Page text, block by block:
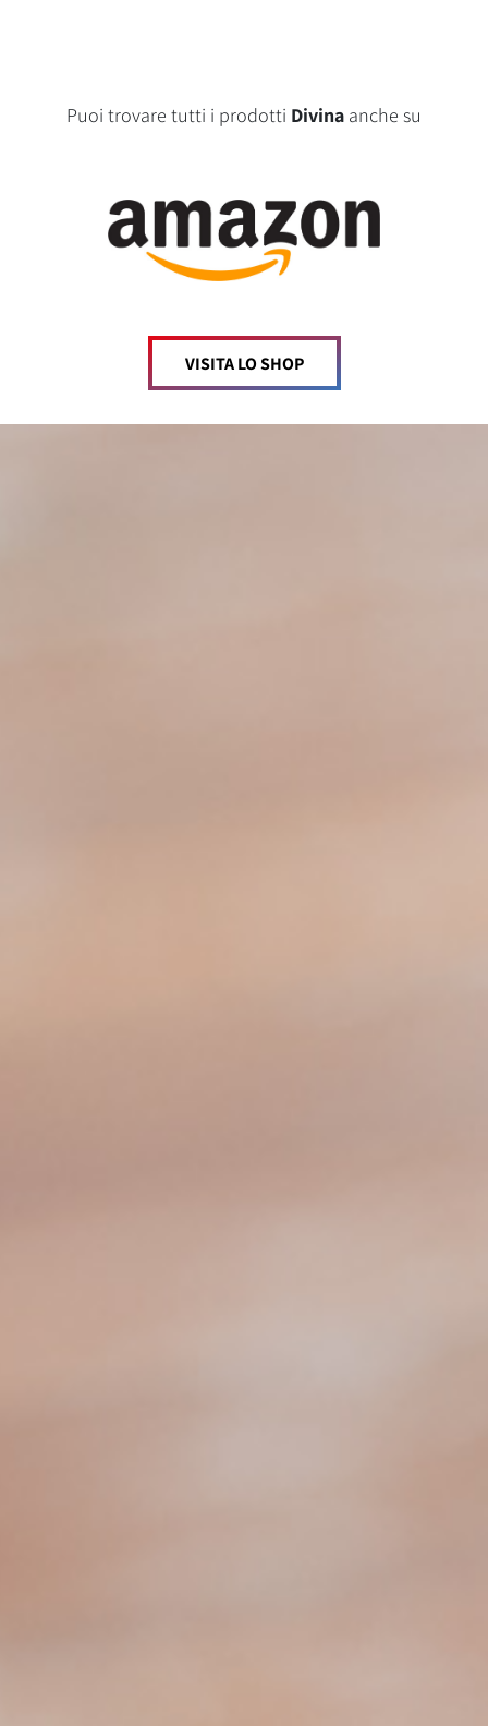
Puoi trovare tutti i prodotti Divina anche su
VISITA LO SHOP